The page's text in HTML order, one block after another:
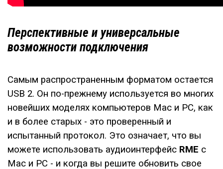
Перспективные и универсальные
возможности подключения
Самым распространенным форматом остается
USB 2. Он по-прежнему используется во многих
новейших моделях компьютеров Mac и PC, как
и в более старых - это проверенный и
испытанный протокол. Это означает, что вы
можете использовать аудиоинтерфейс RME с
Mac и PC - и когда вы решите обновить свое